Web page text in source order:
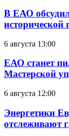
В ЕАО
исторической
6 августа 13:00
ЕАО станет
Мастерской
6 августа 12:00
Энергетики
отслеживают